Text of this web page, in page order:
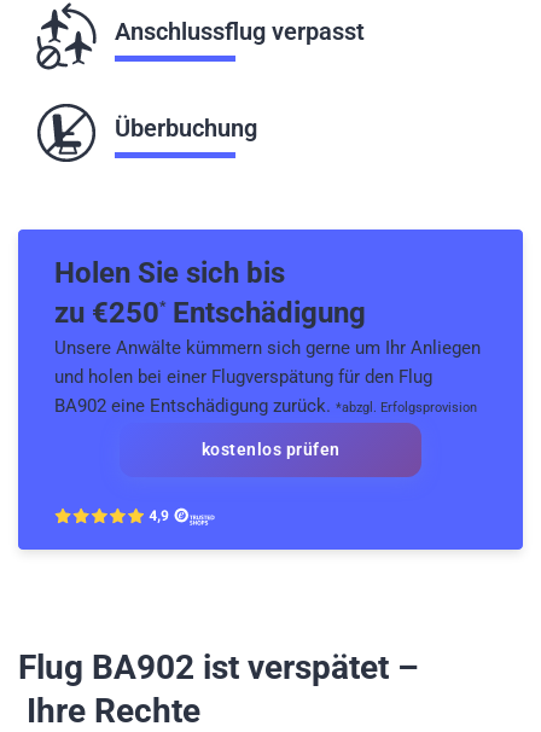
Anschlussflug verpasst
Überbuchung
Holen Sie sich bis
zu €250*Entschädigung
Unsere Anwälte kümmern sich gerne um Ihr Anliegen
und holen bei einer Flugverspätung für den Flug
BA902 eine Entschädigung zurück. *abzgl. Erfolgsprovision
kostenlos prüfen
Flug BA902 ist verspätet –
Ihre Rechte